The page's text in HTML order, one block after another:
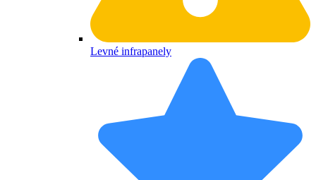
Levné infrapanely